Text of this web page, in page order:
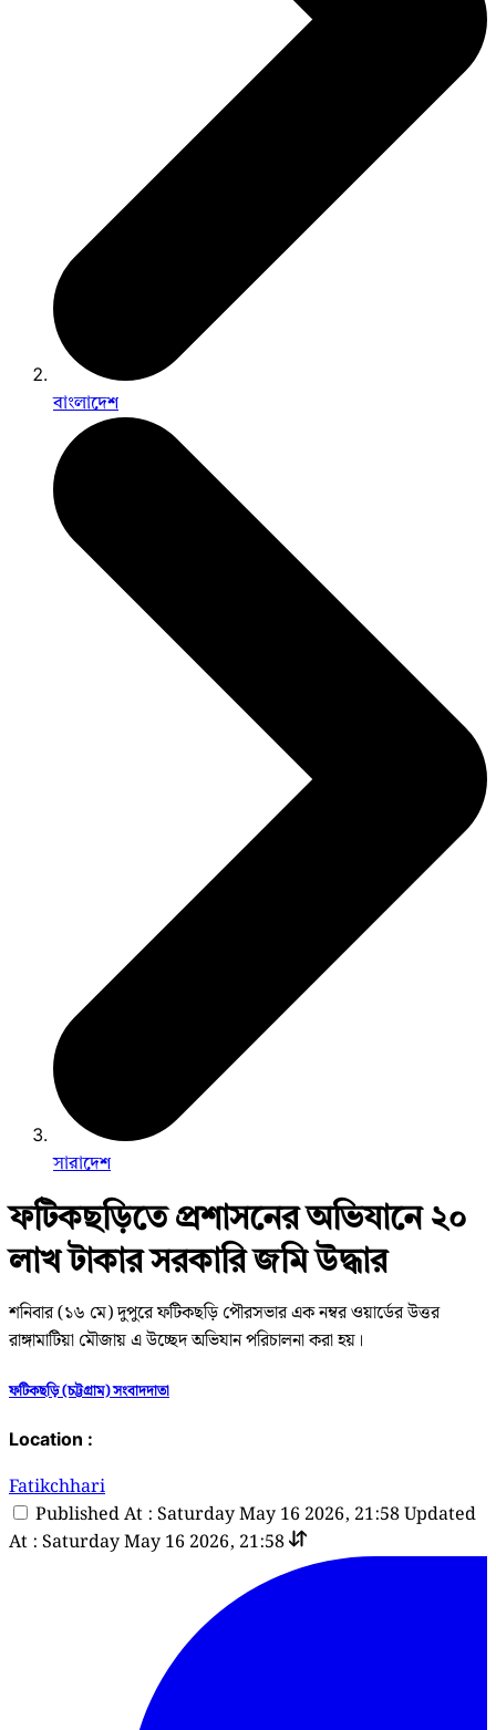
বাংলাদেশ
সারাদেশ
ফটিকছড়িতে প্রশাসনের অভিযানে ২০
লাখ টাকার সরকারি জমি উদ্ধার
শনিবার (১৬ মে) দুপুরে ফটিকছড়ি পৌরসভার এক নম্বর ওয়ার্ডের উত্তর
রাঙ্গামাটিয়া মৌজায় এ উচ্ছেদ অভিযান পরিচালনা করা হয়।
ফটিকছড়ি (চট্টগ্রাম) সংবাদদাতা
Location :
Fatikchhari
Published At : Saturday May 16 2026, 21:58Updated
At : Saturday May 16 2026, 21:58